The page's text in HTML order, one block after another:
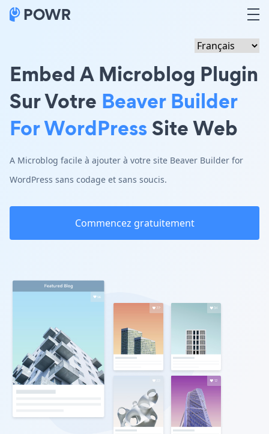
Embed A Microblog Plugin
Sur Votre Beaver Builder
For WordPressSite Web
A Microblog facile à ajouter à votre site Beaver Builder for
WordPress sans codage et sans soucis.
Commencez gratuitement